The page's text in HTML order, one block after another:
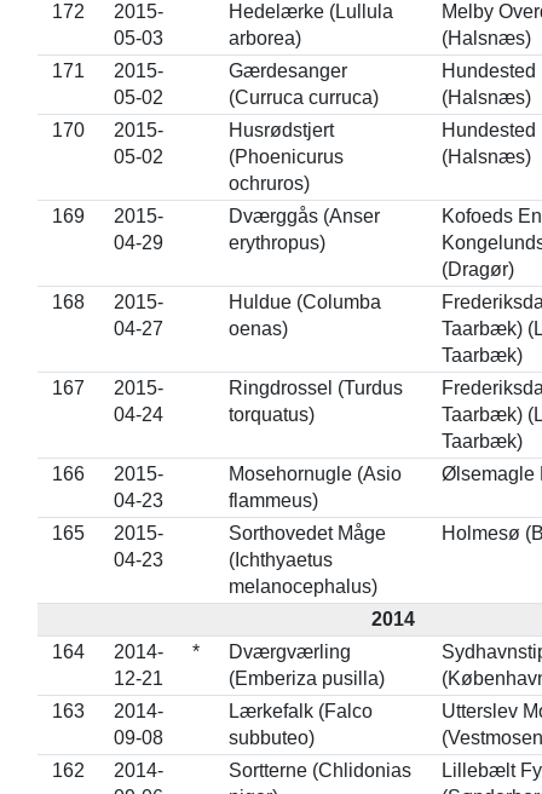
172
2015-
05-03
Hedelærke (Lullula
arborea)
Melby
(Halsnæs)
171
2015-
05-02
Gærdesanger
(Curruca curruca)
Hundested
(Halsnæs)
170
2015-
05-02
Husrødstjert
(Phoenicurus
ochruros)
Hundested
(Halsnæs)
169
2015-
04-29
Dværggås (Anser
erythropus)
Kofoeds
(Dragør)
168
2015-
04-27
Huldue (Columba
oenas)
Taarbæk)
Taarbæk)
167
2015-
04-24
Ringdrossel (Turdus
torquatus)
Taarbæk)
Taarbæk)
166
2015-
04-23
Mosehornugle (Asio
flammeus)
Ølsemagle
165
2015-
04-23
Sorthovedet Måge
(Ichthyaetus
melanocephalus)
Holmesø
2014
164
2014-
12-21
*
Dværgværling
(Emberiza pusilla)
163
2014-
09-08
Lærkefalk (Falco
subbuteo)
Utterslev
162
2014-
Sortterne (Chlidonias
Lillebælt